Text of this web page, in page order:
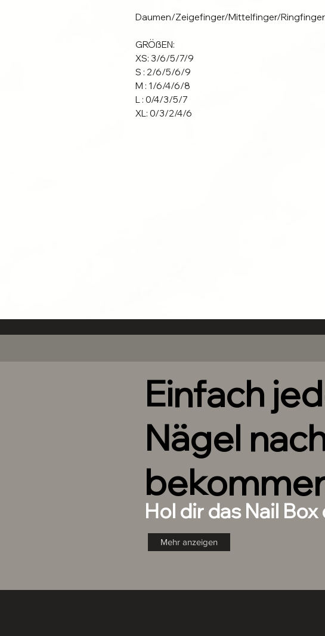
Daumen/Zeigefinger/Mittelfinger/
GRÖßEN:
XS: 3/6/5/7/9
S : 2/6/5/6/9
M : 1/6/4/6/8
L : 0/4/3/5/7
XL: 0/3/2/4/6
Einfach
Nägel
Hol dir das Nail
Mehr anzeigen